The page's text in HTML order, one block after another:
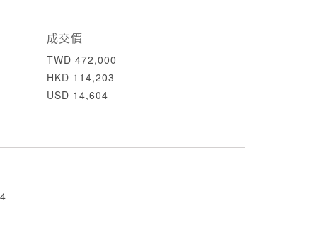
成交價
TWD 472,000
HKD 114,203
USD 14,604